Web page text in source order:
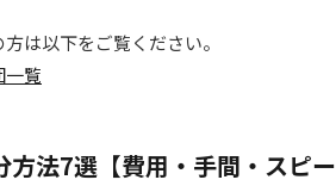
は以下をご覧ください。
一覧
方法7選【費用・手間・スピ